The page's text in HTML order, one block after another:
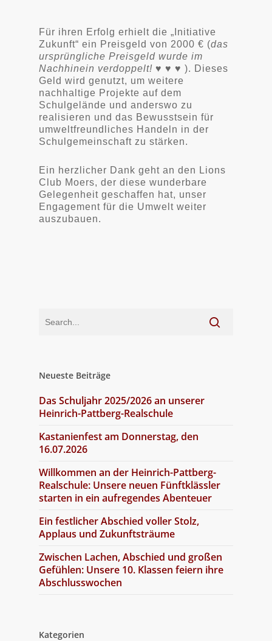
Für ihren Erfolg erhielt die „Initiative
Zukunft“ ein Preisgeld von 2000 € (das
ursprüngliche Preisgeld wurde im
Nachhinein verdoppelt! ♥ ♥ ♥ ). Dieses
Geld wird genutzt, um weitere
nachhaltige Projekte auf dem
Schulgelände und anderswo zu
realisieren und das Bewusstsein für
umweltfreundliches Handeln in der
Schulgemeinschaft zu stärken.
Ein herzlicher Dank geht an den Lions
Club Moers, der diese wunderbare
Gelegenheit geschaffen hat, unser
Engagement für die Umwelt weiter
auszubauen.
Neueste Beiträge
Das Schuljahr 2025/2026 an unserer
Heinrich-Pattberg-Realschule
Kastanienfest am Donnerstag, den
16.07.2026
Willkommen an der Heinrich-Pattberg-
Realschule: Unsere neuen Fünftklässler
starten in ein aufregendes Abenteuer
Ein festlicher Abschied voller Stolz,
Applaus und Zukunftsträume
Zwischen Lachen, Abschied und großen
Gefühlen: Unsere 10. Klassen feiern ihre
Abschlusswochen
Kategorien